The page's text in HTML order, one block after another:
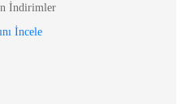
İndirimler
İncele